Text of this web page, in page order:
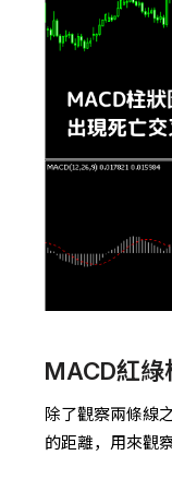
MACD紅綠
除了觀察兩條線
的距離，用來觀